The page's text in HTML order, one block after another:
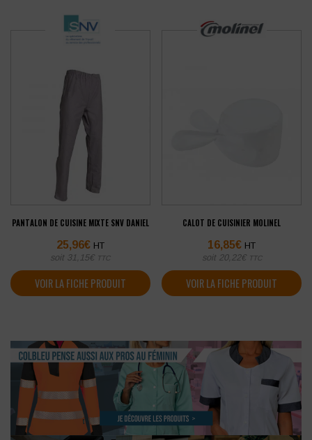
PANTALON DE CUISINE MIXTE SNV DANIEL
25,96€ HT
soit 31,15€ TTC
VOIR LA FICHE PRODUIT
CALOT DE CUISINIER MOLINEL
16,85€ HT
soit 20,22€ TTC
VOIR LA FICHE PRODUIT